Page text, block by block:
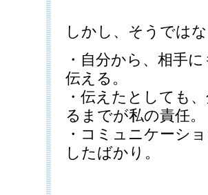
しかし、そうではな
・自分から、相手
伝える。
・伝えたとしても
るまでが私の責任。
・コミュニケーシ
したばかり。